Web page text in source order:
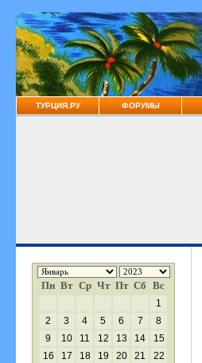
ТУРЦИЯ.РУ ФОРУМЫ
Пн Вт Ср Чт Пт Сб Вс
1
2
3 4 5 6 7
8
9
10 11 12 13 14
15
16
17 18 19 20 21
22